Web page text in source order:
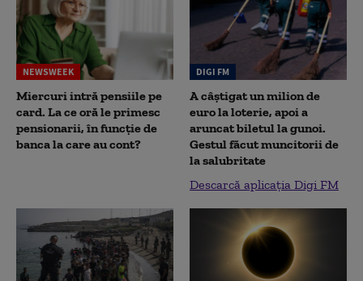
NEWSWEEK
Miercuri intră pensiile pe
card. La ce oră le primesc
pensionarii, în funcție de
banca la care au cont?
DIGI FM
A câștigat un milion de
euro la loterie, apoi a
aruncat biletul la gunoi.
Gestul făcut muncitorii de
la salubritate
Descarcă aplicația Digi FM